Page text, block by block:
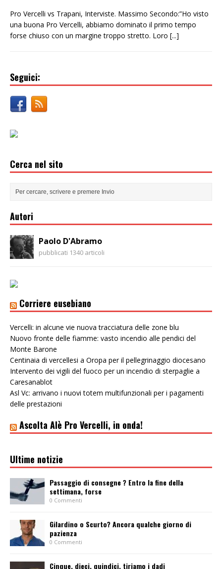
Pro Vercelli vs Trapani, Interviste. Massimo Secondo:”Ho visto
una buona Pro Vercelli, abbiamo dominato il primo tempo
forse chiuso con un margine troppo stretto. Loro [...]
Seguici:
Cerca nel sito
Autori
Paolo D'Abramo
pubblicati 1340 articoli
Corriere eusebiano
Vercelli: in alcune vie nuova tracciatura delle zone blu
Nuovo fronte delle fiamme: vasto incendio alle pendici del
Monte Barone
Centinaia di vercellesi a Oropa per il pellegrinaggio diocesano
Intervento dei vigili del fuoco per un incendio di sterpaglie a
Caresanablot
Asl Vc: arrivano i nuovi totem multifunzionali per i pagamenti
delle prestazioni
Ascolta Alè Pro Vercelli, in onda!
Ultime notizie
Passaggio di consegne ? Entro la fine della
settimana, forse
0 Commenti
Gilardino o Scurto? Ancora qualche giorno di
pazienza
0 Commenti
Cinque, dieci, quindici, tiriamo i dadi